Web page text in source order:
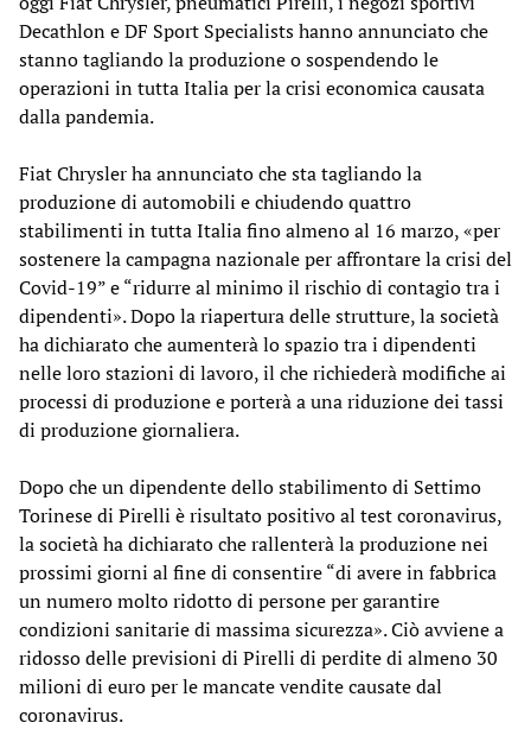
Decathlon e DF Sport Specialists hanno annunciato che
stanno tagliando la produzione o sospendendo le
operazioni in tutta Italia per la crisi economica causata
dalla pandemia.
Fiat Chrysler ha annunciato che sta tagliando la
produzione di automobili e chiudendo quattro
stabilimenti in tutta Italia fino almeno al 16 marzo, «per
sostenere la campagna nazionale per affrontare la crisi del
Covid-19” e “ridurre al minimo il rischio di contagio tra i
dipendenti». Dopo la riapertura delle strutture, la società
ha dichiarato che aumenterà lo spazio tra i dipendenti
nelle loro stazioni di lavoro, il che richiederà modifiche ai
processi di produzione e porterà a una riduzione dei tassi
di produzione giornaliera.
Dopo che un dipendente dello stabilimento di Settimo
Torinese di Pirelli è risultato positivo al test coronavirus,
la società ha dichiarato che rallenterà la produzione nei
prossimi giorni al fine di consentire “di avere in fabbrica
un numero molto ridotto di persone per garantire
condizioni sanitarie di massima sicurezza». Ciò avviene a
ridosso delle previsioni di Pirelli di perdite di almeno 30
milioni di euro per le mancate vendite causate dal
coronavirus.